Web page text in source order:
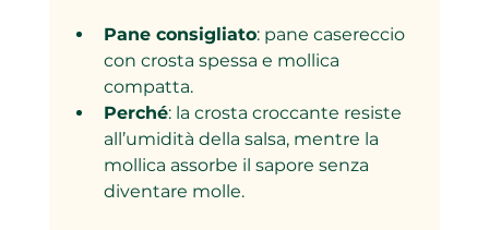
Pane consigliato: pane casereccio
con crosta spessa e mollica
compatta.
Perché: la crosta croccante resiste
all’umidità della salsa, mentre la
mollica assorbe il sapore senza
diventare molle.